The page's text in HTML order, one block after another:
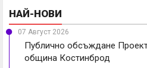
НАЙ-НОВИ
07 Август 2026
Публично обсъждане
община Костинброд